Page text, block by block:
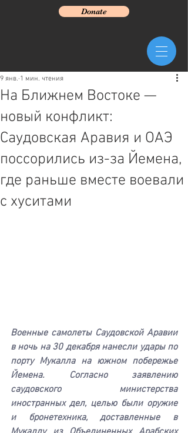
Donate
На Ближнем Востоке —
новый конфликт:
Саудовская Аравия и ОАЭ
поссорились из-за Йемена,
где раньше вместе воевали
с хуситами
9 янв. 1 мин. чтения
Военные самолеты Саудовской Аравии
в ночь на 30 декабря нанесли удары по
порту Мукалла на южном побережье
Йемена. Согласно заявлению
саудовского министерства
иностранных дел, целью были оружие
и бронетехника, доставленные в